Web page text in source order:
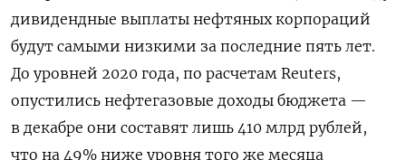
дивидендные выплаты нефтяных корпораций
будут самыми низкими за последние пять лет.
До уровней 2020 года, по расчетам Reuters,
опустились нефтегазовые доходы бюджета —
в декабре они составят лишь 410 млрд рублей,
что на 49% ниже уровня того же месяца